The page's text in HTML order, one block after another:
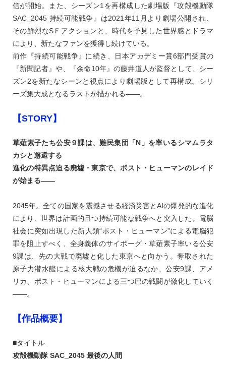
信が開始。また、シーズン1を再構成した劇場版『攻殻機動隊
SAC_2045 持続可能戦争』は2021年11月より劇場公開され、
その鮮烈なSＦアクションと、時代を予見した世界感とドラマ
により、新たなファンを獲得し続けている。
前作『持続可能戦争』に続き、日本アカデミー賞6部門受賞の
『新聞記者』や、『余命10年』の藤井道人が監督として、シー
ズン2を新たなシーンと視点により劇場版として再構成。シリ
ーズ集大成となるラストが描かれる——。
【STORY】
草薙素子たち公安９課は、難民集団「N」を率いるシマムラタ
カシと邂逅する
進化の特異点迫る廃墟・東京で、ポスト・ヒューマンのレイド
が始まる——
2045年。全ての国家を震撼させる経済災害とAIの爆発的な進化
により、世界は計画的且つ持続可能な戦争へと突入した。電脳
社会に突如出現した新人類“ポスト・ヒューマン”による電脳犯
罪を阻止すべく、全身義体のサイボーグ・草薙素子率いる公安
9課は、先の大戦で廃墟と化した東京へと向かう。奪取された
原子力潜水艦による核大戦の危機が迫るなか、公安9課、アメ
リカ、ポスト・ヒューマンによる三つ巴の戦闘が激化していく
――。
【作品概要】
■タイトル
攻殻機動隊 SAC_2045 最後の人間